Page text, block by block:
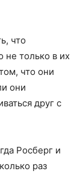
что
не только в их
что они
они
друг с
Росберг и
раз